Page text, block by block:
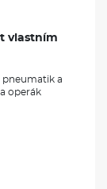
vlastním
pneumatik a
operák